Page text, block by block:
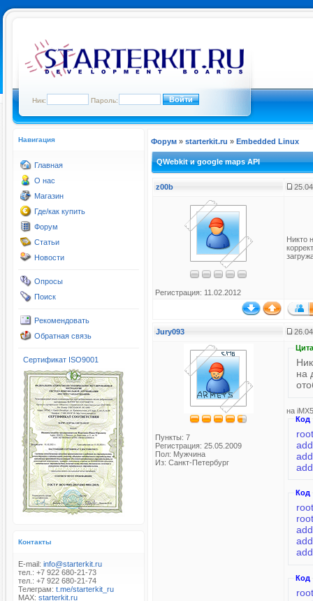
Ник: Пароль:
Навигация
Главная
О нас
Магазин
Где/как купить
Форум
Статьи
Новости
Опросы
Поиск
Рекомендовать
Обратная связь
Сертификат ISO9001
Контакты
E-mail: info@starterkit.ru
тел.: +7 922 680-21-73
тел.: +7 922 680-21-74
Телеграм: t.me/starterkit_ru
MAX: starterkit.ru
Форум » starterkit.ru » Embedded Linux
QWebkit и google maps API
z00b
Регистрация: 11.02.2012
Никто
Jury093
Пункты: 7
Регистрация: 25.05.2009
Пол: Мужчина
Из: Санкт-Петербург
на
на
Код
Код
Код